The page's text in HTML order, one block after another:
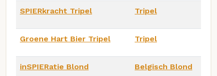
SPIERkracht Tripel Tripel
Groene Hart Bier Tripel Tripel
inSPIERatie Blond Belgisch Blond